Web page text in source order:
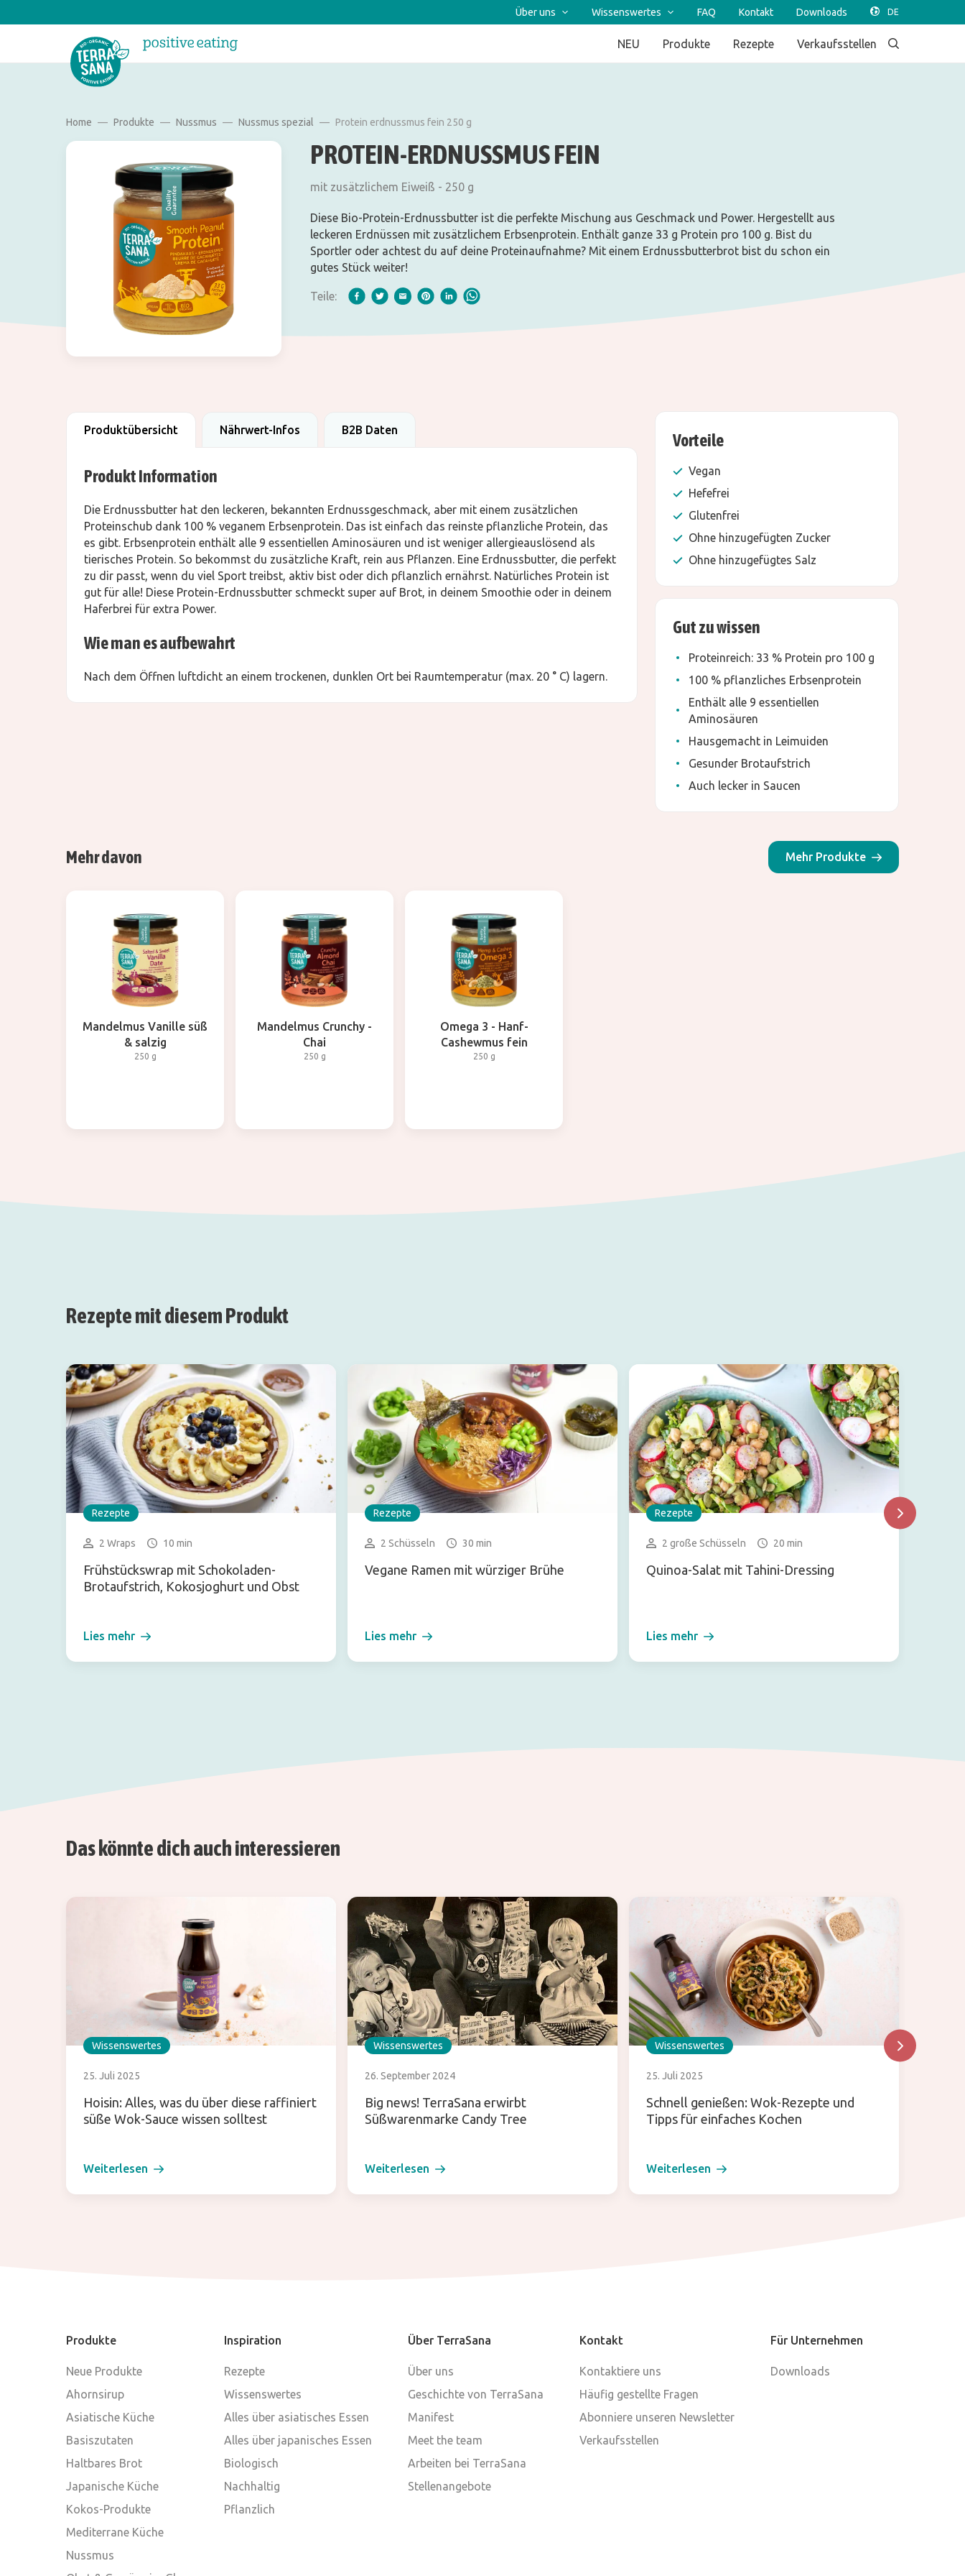
Über uns Wissenswertes FAQ Kontakt Downloads
NEU Produkte Rezepte Verkaufsstellen
Home Produkte Nussmus Nussmus spezial Protein erdnussmus fein 250 g
PROTEIN-ERDNUSSMUS FEIN
mit zusätzlichem Eiweiß - 250 g
Diese Bio-Protein-Erdnussbutter ist die perfekte Mischung aus Geschmack und Power. Hergestellt aus
leckeren Erdnüssen mit zusätzlichem Erbsenprotein. Enthält ganze 33 g Protein pro 100 g. Bist du
Sportler oder achtest du auf deine Proteinaufnahme? Mit einem Erdnussbutterbrot bist du schon ein
gutes Stück weiter!
Teile:
Produktübersicht Nährwert-Infos B2B Daten
Produkt Information
Die Erdnussbutter hat den leckeren, bekannten Erdnussgeschmack, aber mit einem zusätzlichen
Proteinschub dank 100 % veganem Erbsenprotein. Das ist einfach das reinste pflanzliche Protein, das
es gibt. Erbsenprotein enthält alle 9 essentiellen Aminosäuren und ist weniger allergieauslösend als
tierisches Protein. So bekommst du zusätzliche Kraft, rein aus Pflanzen. Eine Erdnussbutter, die perfekt
zu dir passt, wenn du viel Sport treibst, aktiv bist oder dich pflanzlich ernährst. Natürliches Protein ist
gut für alle! Diese Protein-Erdnussbutter schmeckt super auf Brot, in deinem Smoothie oder in deinem
Haferbrei für extra Power.
Wie man es aufbewahrt
Nach dem Öffnen luftdicht an einem trockenen, dunklen Ort bei Raumtemperatur (max. 20 ° C) lagern.
Vorteile
Vegan
Hefefrei
Glutenfrei
Ohne hinzugefügten Zucker
Ohne hinzugefügtes Salz
Gut zu wissen
Proteinreich: 33 % Protein pro 100 g
100 % pflanzliches Erbsenprotein
Enthält alle 9 essentiellen
Aminosäuren
Hausgemacht in Leimuiden
Gesunder Brotaufstrich
Auch lecker in Saucen
Mehr davon Mehr Produkte
Mandelmus Vanille süß
& salzig
250 g
Mandelmus Crunchy -
Chai
250 g
Omega 3 - Hanf-
Cashewmus fein
250 g
Rezepte mit diesem Produkt
Rezepte
2 Wraps 10 min
Frühstückswrap mit Schokoladen-
Brotaufstrich, Kokosjoghurt und Obst
Lies mehr
Rezepte
2 Schüsseln 30 min
Vegane Ramen mit würziger Brühe
Lies mehr
Rezepte
2 große Schüsseln 20 min
Quinoa-Salat mit Tahini-Dressing
Lies mehr
Das könnte dich auch interessieren
Wissenswertes
25. Juli 2025
Hoisin: Alles, was du über diese raffiniert
süße Wok-Sauce wissen solltest
Weiterlesen
Wissenswertes
26. September 2024
Big news! TerraSana erwirbt
Süßwarenmarke Candy Tree
Weiterlesen
Wissenswertes
25. Juli 2025
Schnell genießen: Wok-Rezepte und
Tipps für einfaches Kochen
Weiterlesen
Produkte
Neue Produkte
Ahornsirup
Asiatische Küche
Basiszutaten
Haltbares Brot
Japanische Küche
Kokos-Produkte
Mediterrane Küche
Nussmus
Inspiration
Rezepte
Wissenswertes
Alles über asiatisches Essen
Alles über japanisches Essen
Biologisch
Nachhaltig
Pflanzlich
Über TerraSana
Über uns
Geschichte von TerraSana
Manifest
Meet the team
Arbeiten bei TerraSana
Stellenangebote
Kontakt
Kontaktiere uns
Häufig gestellte Fragen
Abonniere unseren Newsletter
Verkaufsstellen
Für Unternehmen
Downloads